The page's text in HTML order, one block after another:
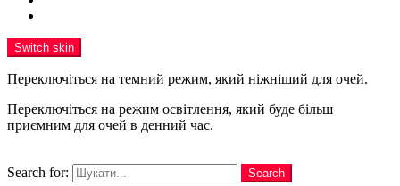
Switch skin
Переключіться на темний режим, який ніжніший для очей.
Переключіться на режим освітлення, який буде більш
приємним для очей в денний час.
Search for:
Search